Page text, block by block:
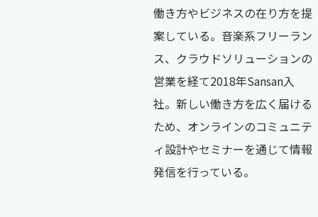
働き方やビジネスの在り方を提
案している。音楽系フリーラン
ス、クラウドソリューションの
営業を経て2018年Sansan入
社。新しい働き方を広く届ける
ため、オンラインのコミュニテ
ィ設計やセミナーを通じて情報
発信を行っている。